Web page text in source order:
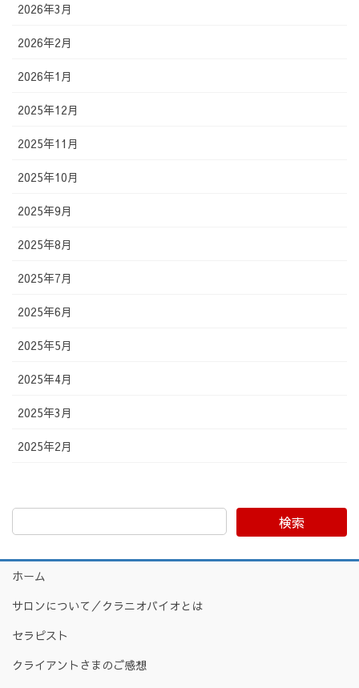
2026年3月
2026年2月
2026年1月
2025年12月
2025年11月
2025年10月
2025年9月
2025年8月
2025年7月
2025年6月
2025年5月
2025年4月
2025年3月
2025年2月
検索
ホーム
サロンについて／クラニオバイオとは
セラピスト
クライアントさまのご感想